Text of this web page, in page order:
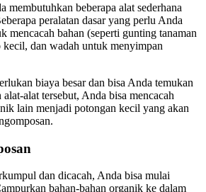
membutuhkan beberapa alat sederhana
peralatan dasar yang perlu Anda
mencacah bahan (seperti gunting tanaman
kecil, dan wadah untuk menyimpan
biaya besar dan bisa Anda temukan
alat tersebut, Anda bisa mencacah
lain menjadi potongan kecil yang akan
dan dicacah, Anda bisa mulai
bahan-bahan organik ke dalam